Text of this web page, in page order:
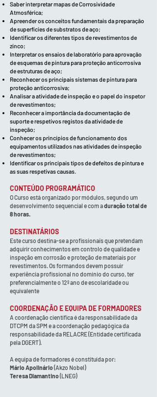
Saber interpretar mapas de Corrosividade
Atmosférica;
Apreender os conceitos fundamentais da preparação
de superfícies de substratos de aço;
Identificar os diferentes tipos de revestimentos de
zinco;
Interpretar os ensaios de laboratório para aprovação
de esquemas de pintura para proteção anticorrosiva
de estruturas de aço;
Reconhecer os principais sistemas de pintura para
proteção anticorrosiva;
Analisar a atividade de inspeção e o papel do inspetor
de revestimentos;
Reconhecer a importância da documentação de
suporte e respetivos registos da atividade de
inspeção;
Conhecer os princípios de funcionamento dos
equipamentos utilizados nas atividades de inspeção
de revestimentos;
Identificar os principais tipos de defeitos de pintura e
as suas respetivas causas.
CONTEÚDO PROGRAMÁTICO
O Curso está organizado por módulos, segundo um
desenvolvimento sequencial e com aduração total de
8 horas.
DESTINATÁRIOS
Este curso destina-se a profissionais que pretendam
adquirir conhecimentos em controlo de qualidade e
inspeção em corrosão e proteção de materiais por
revestimentos. Os formandos devem possuir
experiência profissional no domínio do curso, ter
preferencialmente o 12º ano de escolaridade ou
equivalente
COORDENAÇÃO E EQUIPA DE FORMADORES
A coordenação científica é da responsabilidade da
DTCPM da SPM e a coordenação pedagógica da
responsabilidade da RELACRE (Entidade certificada
pela DGERT).
A equipa de formadores é constituída por:
Mário Apolinário(Akzo Nobel)
Teresa Diamantino(LNEG)